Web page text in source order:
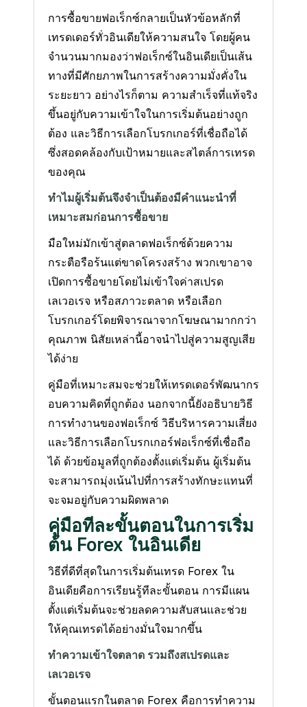
การซื้อขายฟอเร็กซ์กลายเป็นหัวข้อหลักที่
เทรดเดอร์ทั่วอินเดียให้ความสนใจ โดยผู้คน
จำนวนมากมองว่าฟอเร็กซ์ในอินเดียเป็นเส้น
ทางที่มีศักยภาพในการสร้างความมั่งคั่งใน
ระยะยาว อย่างไรก็ตาม ความสำเร็จที่แท้จริง
ขึ้นอยู่กับความเข้าใจในการเริ่มต้นอย่างถูก
ต้อง และวิธีการเลือกโบรกเกอร์ที่เชื่อถือได้
ซึ่งสอดคล้องกับเป้าหมายและสไตล์การเทรด
ของคุณ
ทำไมผู้เริ่มต้นจึงจำเป็นต้องมีคำแนะนำที่
เหมาะสมก่อนการซื้อขาย
มือใหม่มักเข้าสู่ตลาดฟอเร็กซ์ด้วยความ
กระตือรือร้นแต่ขาดโครงสร้าง พวกเขาอาจ
เปิดการซื้อขายโดยไม่เข้าใจค่าสเปรด
เลเวอเรจ หรือสภาวะตลาด หรือเลือก
โบรกเกอร์โดยพิจารณาจากโฆษณามากกว่า
คุณภาพ นิสัยเหล่านี้อาจนำไปสู่ความสูญเสีย
ได้ง่าย
คู่มือที่เหมาะสมจะช่วยให้เทรดเดอร์พัฒนากร
อบความคิดที่ถูกต้อง นอกจากนี้ยังอธิบายวิธี
การทำงานของฟอเร็กซ์ วิธีบริหารความเสี่ยง
และวิธีการเลือกโบรกเกอร์ฟอเร็กซ์ที่เชื่อถือ
ได้ ด้วยข้อมูลที่ถูกต้องตั้งแต่เริ่มต้น ผู้เริ่มต้น
จะสามารถมุ่งเน้นไปที่การสร้างทักษะแทนที่
จะจมอยู่กับความผิดพลาด
คู่มือทีละขั้นตอนในการเริ่ม
ต้น Forex ในอินเดีย
วิธีที่ดีที่สุดในการเริ่มต้นเทรด Forex ใน
อินเดียคือการเรียนรู้ทีละขั้นตอน การมีแผน
ตั้งแต่เริ่มต้นจะช่วยลดความสับสนและช่วย
ให้คุณเทรดได้อย่างมั่นใจมากขึ้น
ทำความเข้าใจตลาด รวมถึงสเปรดและ
เลเวอเรจ
ขั้นตอนแรกในตลาด Forex คือการทำความ